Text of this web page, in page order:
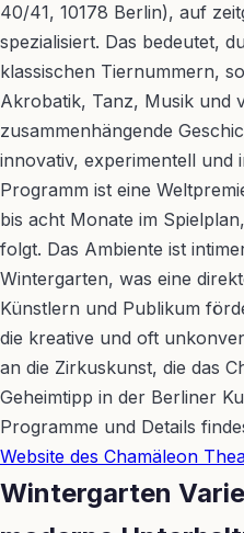
40/41, 10178 Berlin), auf
spezialisiert. Das bedeutet,
klassischen Tiernummern,
Akrobatik, Tanz, Musik und
zusammenhängende
innovativ, experimentell und
Programm ist eine
bis acht Monate im
folgt. Das Ambiente ist
Wintergarten, was eine
Künstlern und Publikum
die kreative und oft
an die Zirkuskunst, die das
Geheimtipp in der Berliner
Programme und Details
Website des Chamäleon
Wintergarten